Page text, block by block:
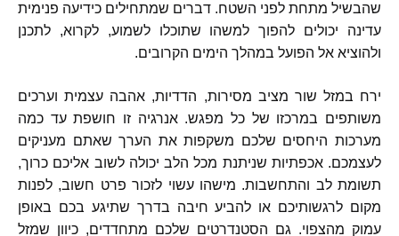
שהבשיל מתחת לפני השטח. דברים שמתחילים כידיעה פנימית
עדינה יכולים להפוך למשהו שתוכלו לשמוע,לקרוא, לתכנן
ולהוציא אל הפועל במהלך הימים הקרובים.
ירח במזל שור מציב מסירות, הדדיות, אהבה עצמית וערכים
משותפים במרכזו של כל מפגש.אנרגיה זו חושפת עד כמה
מערכות היחסים שלכם משקפות את הערך שאתם מעניקים
לעצמכם.אכפתיות שניתנת מכל הלב יכולה לשוב אליכם כרוך,
תשומת לב והתחשבות. מישהו עשוי לזכור פרט חשוב, לפנות
מקום לרגשותיכם או להביע חיבה בדרך שתיגע בכם באופן
עמוק מהצפוי. גם הסטנדרטים שלכם מתחדדים, כיוון שמזל